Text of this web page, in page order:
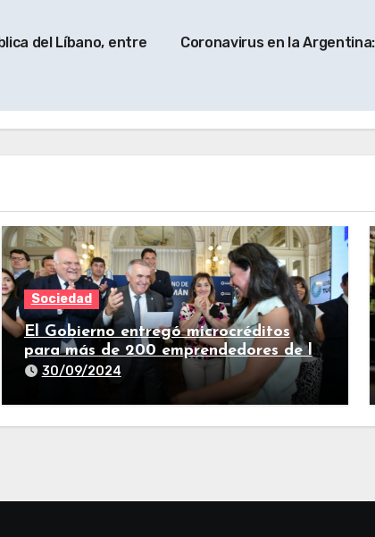
del Líbano, entre
Coronavirus en la
Sociedad
El Gobierno entregó microcréditos
para más de 200 emprendedores de la
provincia
30/09/2024